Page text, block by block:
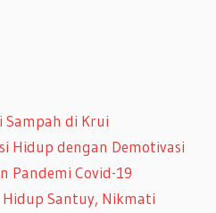
Sampah di Krui
Hidup dengan Demotivasi
Pandemi Covid-19
Hidup Santuy, Nikmati